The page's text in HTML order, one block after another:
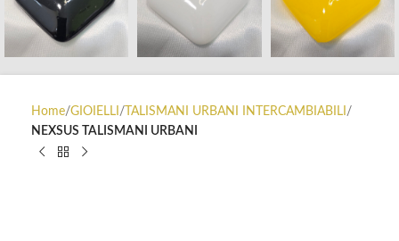
Home GIOIELLI
TALISMANI URBANI INTERCAMBIABILI
NEXSUS TALISMANI URBANI